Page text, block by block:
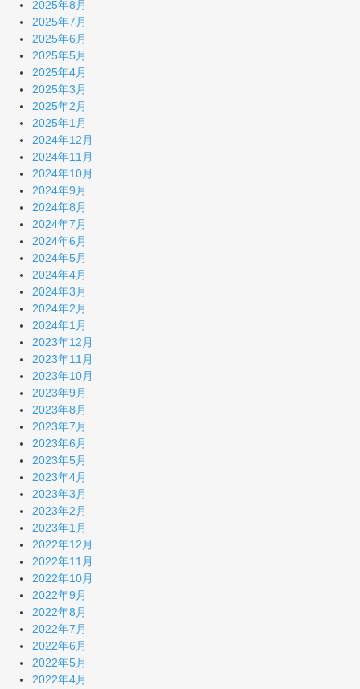
2025年8月
2025年7月
2025年6月
2025年5月
2025年4月
2025年3月
2025年2月
2025年1月
2024年12月
2024年11月
2024年10月
2024年9月
2024年8月
2024年7月
2024年6月
2024年5月
2024年4月
2024年3月
2024年2月
2024年1月
2023年12月
2023年11月
2023年10月
2023年9月
2023年8月
2023年7月
2023年6月
2023年5月
2023年4月
2023年3月
2023年2月
2023年1月
2022年12月
2022年11月
2022年10月
2022年9月
2022年8月
2022年7月
2022年6月
2022年5月
2022年4月